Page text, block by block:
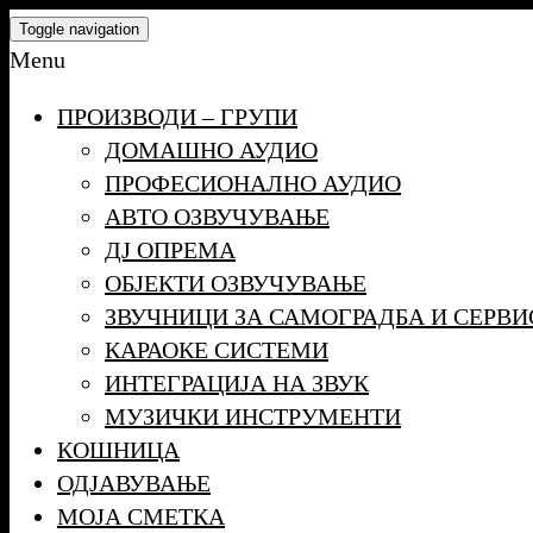
Skip
to
content
Toggle navigation
Menu
ПРОИЗВОДИ – ГРУПИ
ДОМАШНО АУДИО
ПРОФЕСИОНАЛНО АУДИО
АВТО ОЗВУЧУВАЊЕ
ДЈ ОПРЕМА
ОБЈЕКТИ ОЗВУЧУВАЊЕ
ЗВУЧНИЦИ ЗА САМОГРАДБА И
КАРАОКЕ СИСТЕМИ
ИНТЕГРАЦИЈА НА ЗВУК
МУЗИЧКИ ИНСТРУМЕНТИ
КОШНИЦА
ОДЈАВУВАЊЕ
МОЈА СМЕТКА